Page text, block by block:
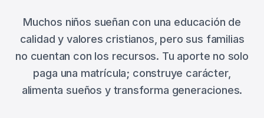
Muchos niños sueñan con una educación de
calidad y valores cristianos, pero sus familias
no cuentan con los recursos. Tu aporte no solo
paga una matrícula; construye carácter,
alimenta sueños y transforma generaciones.